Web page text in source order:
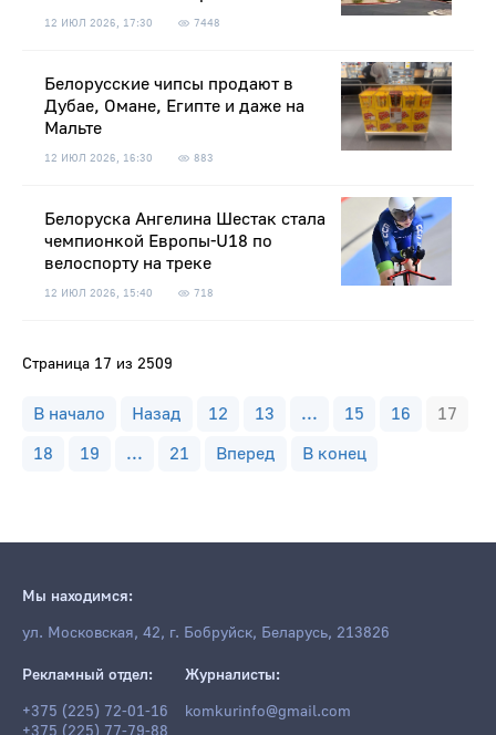
12 ИЮЛ 2026, 17:30 7448
Белорусские чипсы продают в
Дубае, Омане, Египте и даже на
Мальте
12 ИЮЛ 2026, 16:30 883
Белоруска Ангелина Шестак стала
чемпионкой Европы-U18 по
велоспорту на треке
12 ИЮЛ 2026, 15:40 718
Страница 17 из 2509
В начало Назад 12 13 ... 15 16
17
18
19 ... 21 Вперед В конец
Мы находимся:
ул. Московская, 42, г. Бобруйск, Беларусь, 213826
Рекламный отдел:
+375 (225) 72-01-16
Журналисты:
komkurinfo@gmail.com